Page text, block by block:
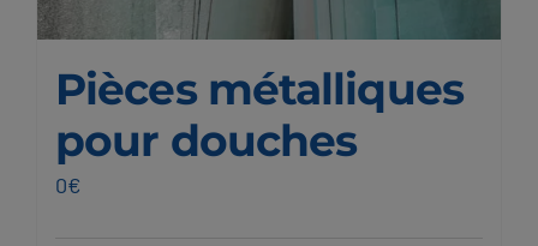
Pièces métalliques
pour douches
0€